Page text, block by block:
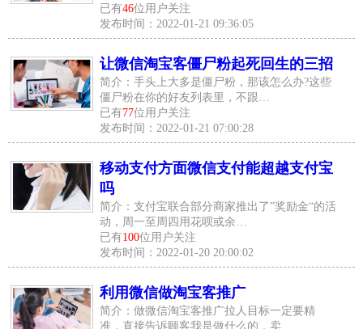
已有46位用户关注
发布时间：2022-01-21 09:36:05
让微信淘宝客僵尸粉起死回生的三招
简介：手头上大多是僵尸粉，那该怎么办?这些
僵尸粉在你的好友列表里，不跟…
已有77位用户关注
发布时间：2022-01-21 07:00:28
移动支付方面微信支付能超越支付宝
吗
简介：支付宝联合部分商家推出了”奖励金“的活
动，周一至周四用花呗或余…
已有100位用户关注
发布时间：2022-01-20 20:00:02
利用微信做淘宝客推广
简介：做微信淘宝客推广拉人目标一定要精
准，直接告诉顾客我是做什么的，卖…